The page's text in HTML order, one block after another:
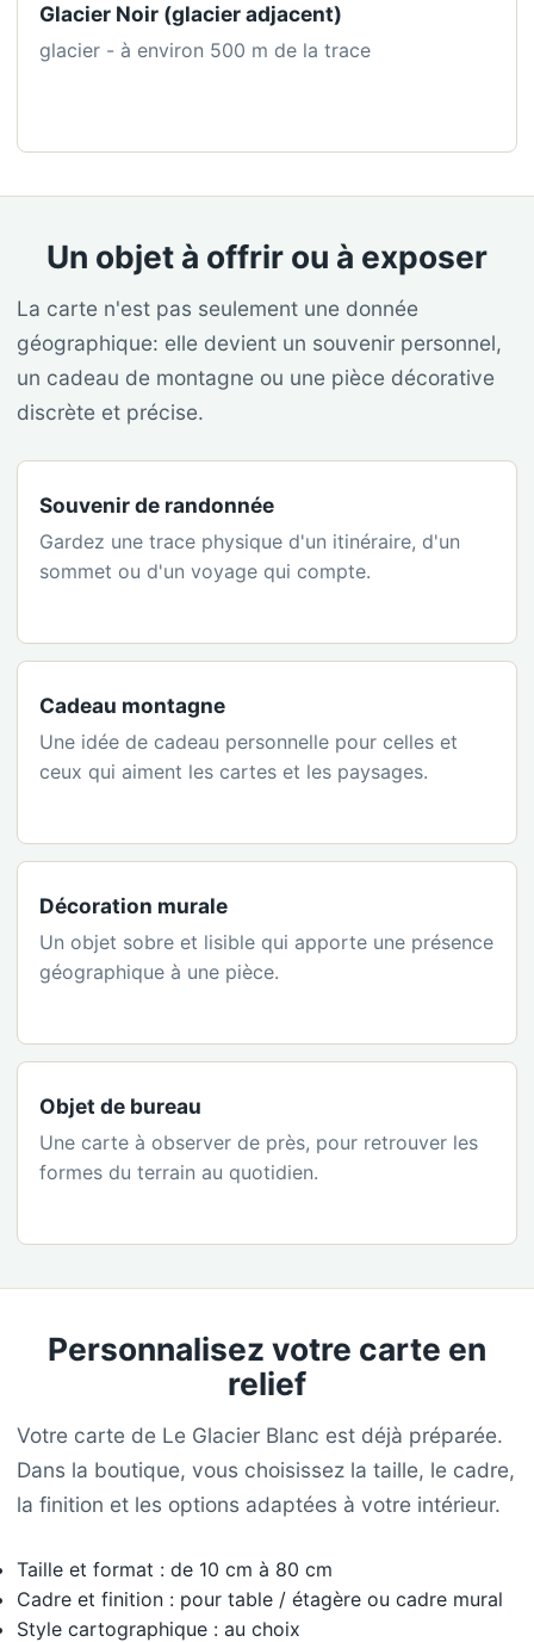
Glacier Noir (glacier adjacent)
glacier - à environ 500 m de la trace
Un objet à offrir ou à exposer
La carte n'est pas seulement une donnée
géographique: elle devient un souvenir personnel,
un cadeau de montagne ou une pièce décorative
discrète et précise.
Souvenir de randonnée
Gardez une trace physique d'un itinéraire, d'un
sommet ou d'un voyage qui compte.
Cadeau montagne
Une idée de cadeau personnelle pour celles et
ceux qui aiment les cartes et les paysages.
Décoration murale
Un objet sobre et lisible qui apporte une présence
géographique à une pièce.
Objet de bureau
Une carte à observer de près, pour retrouver les
formes du terrain au quotidien.
Personnalisez votre carte en
relief
Votre carte de Le Glacier Blanc est déjà préparée.
Dans la boutique, vous choisissez la taille, le cadre,
la finition et les options adaptées à votre intérieur.
Taille et format : de 10 cm à 80 cm
Cadre et finition : pour table / étagère ou cadre mural
Style cartographique : au choix